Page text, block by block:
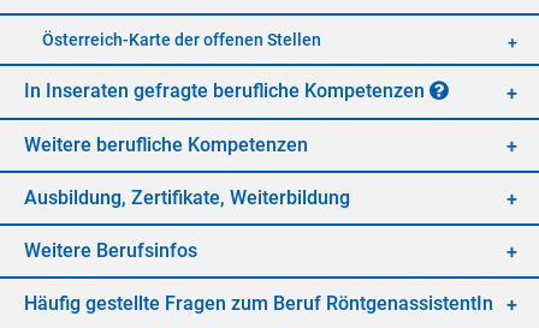
Öster­reich-Kar­te der of­fe­nen Stel­len
In In­se­ra­ten ge­frag­te be­ruf­li­che Kom­pe­ten­zen
Wei­te­re be­ruf­li­che Kom­pe­ten­zen
Aus­bil­dung, Zer­ti­fi­ka­te, Wei­ter­bil­dung
Wei­te­re Be­rufs­in­fos
Häu­fig ge­stell­te Fra­gen zum Be­ruf Rönt­ge­n­as­sis­ten­tIn